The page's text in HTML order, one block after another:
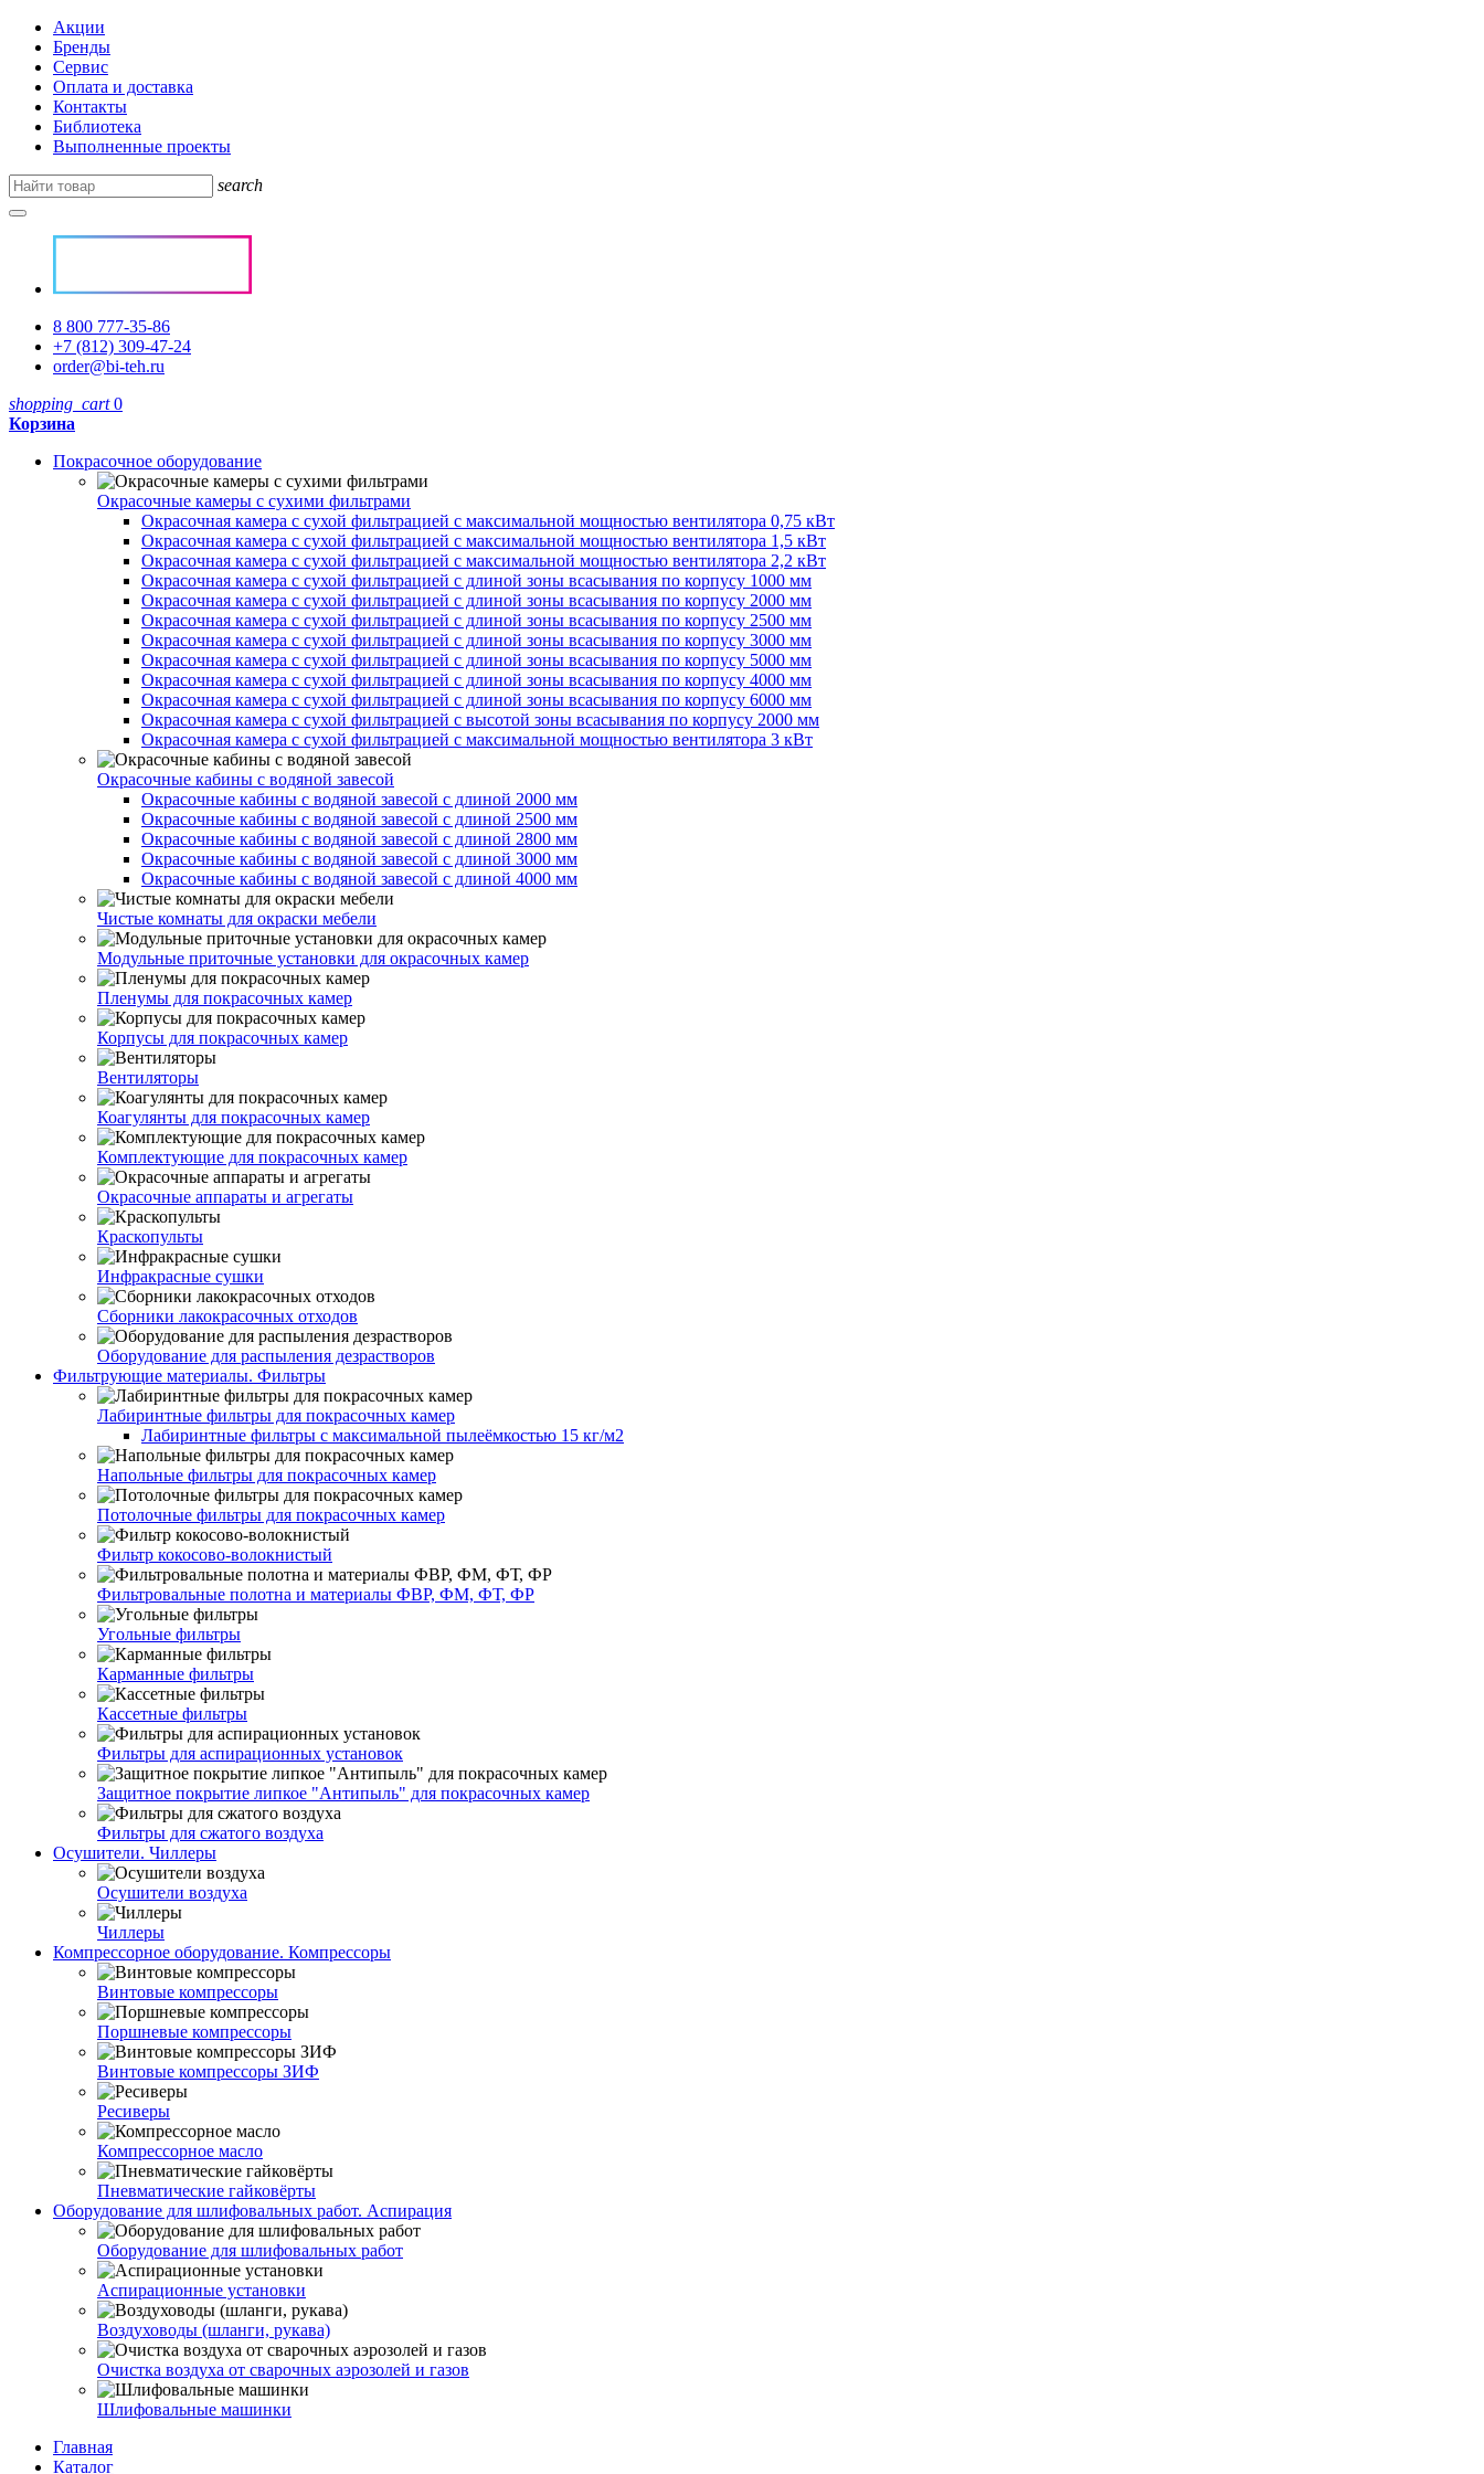
Акции
Бренды
Сервис
Оплата и доставка
Контакты
Библиотека
Выполненные проекты
search
8 800 777-35-86
+7 (812) 309-47-24
order@bi-teh.ru
shopping_cart 0
Корзина
Покрасочное оборудование
Окрасочные камеры с сухими фильтрами
Окрасочная камера с сухой фильтрацией с максимальной мощностью вентилятора 0,75 кВт
Окрасочная камера с сухой фильтрацией с максимальной мощностью вентилятора 1,5 кВт
Окрасочная камера с сухой фильтрацией с максимальной мощностью вентилятора 2,2 кВт
Окрасочная камера с сухой фильтрацией с длиной зоны всасывания по корпусу 1000 мм
Окрасочная камера с сухой фильтрацией с длиной зоны всасывания по корпусу 2000 мм
Окрасочная камера с сухой фильтрацией с длиной зоны всасывания по корпусу 2500 мм
Окрасочная камера с сухой фильтрацией с длиной зоны всасывания по корпусу 3000 мм
Окрасочная камера с сухой фильтрацией с длиной зоны всасывания по корпусу 5000 мм
Окрасочная камера с сухой фильтрацией с длиной зоны всасывания по корпусу 4000 мм
Окрасочная камера с сухой фильтрацией с длиной зоны всасывания по корпусу 6000 мм
Окрасочная камера с сухой фильтрацией с высотой зоны всасывания по корпусу 2000 мм
Окрасочная камера с сухой фильтрацией с максимальной мощностью вентилятора 3 кВт
Окрасочные кабины с водяной завесой
Окрасочные кабины с водяной завесой с длиной 2000 мм
Окрасочные кабины с водяной завесой с длиной 2500 мм
Окрасочные кабины с водяной завесой с длиной 2800 мм
Окрасочные кабины с водяной завесой с длиной 3000 мм
Окрасочные кабины с водяной завесой с длиной 4000 мм
Чистые комнаты для окраски мебели
Модульные приточные установки для окрасочных камер
Пленумы для покрасочных камер
Корпусы для покрасочных камер
Вентиляторы
Коагулянты для покрасочных камер
Комплектующие для покрасочных камер
Окрасочные аппараты и агрегаты
Краскопульты
Инфракрасные сушки
Сборники лакокрасочных отходов
Оборудование для распыления дезрастворов
Фильтрующие материалы. Фильтры
Лабиринтные фильтры для покрасочных камер
Лабиринтные фильтры с максимальной пылеёмкостью 15 кг/м2
Напольные фильтры для покрасочных камер
Потолочные фильтры для покрасочных камер
Фильтр кокосово-волокнистый
Фильтровальные полотна и материалы ФВР, ФМ, ФТ, ФР
Угольные фильтры
Карманные фильтры
Кассетные фильтры
Фильтры для аспирационных установок
Защитное покрытие липкое "Антипыль" для покрасочных камер
Фильтры для сжатого воздуха
Осушители. Чиллеры
Осушители воздуха
Чиллеры
Компрессорное оборудование. Компрессоры
Винтовые компрессоры
Поршневые компрессоры
Винтовые компрессоры ЗИФ
Ресиверы
Компрессорное масло
Пневматические гайковёрты
Оборудование для шлифовальных работ. Аспирация
Оборудование для шлифовальных работ
Аспирационные установки
Воздуховоды (шланги, рукава)
Очистка воздуха от сварочных аэрозолей и газов
Шлифовальные машинки
Главная
Каталог